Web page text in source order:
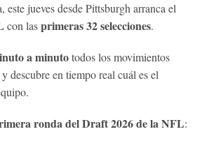
jueves desde Pittsburgh arranca el
con lasprimeras 32 selecciones.
a minutotodos los movimientos
y descubre en tiempo real cuál es el
ronda del Draft 2026 de la NFL: